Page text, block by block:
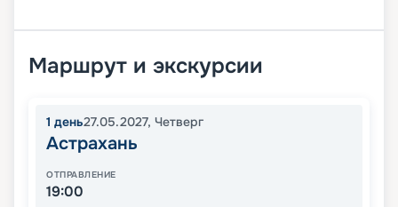
Маршрут и экскурсии
1 день27.05.2027, Четверг
Астрахань
ОТПРАВЛЕНИЕ
19:00